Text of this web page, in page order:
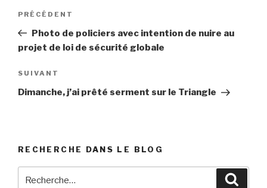
Navigation
l’article
Article
précédent
PRÉCÉDENT
Photo de policiers avec intention de nuire au
projet de loi de sécurité globale
Article
suivant
SUIVANT
Dimanche, j’ai prêté serment sur le Triangle
RECHERCHE DANS LE BLOG